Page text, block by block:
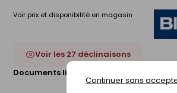
Continuer sans
Voir prix et disponibilité en magasin
Voir les 27 déclinaisons
Documents liés :